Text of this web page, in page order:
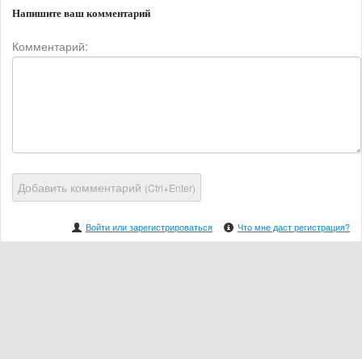
Напишите ваш комментарий
Комментарий:
Добавить комментарий (Ctrl+Enter)
Войти или зарегистрироваться Что мне даст регистрация?